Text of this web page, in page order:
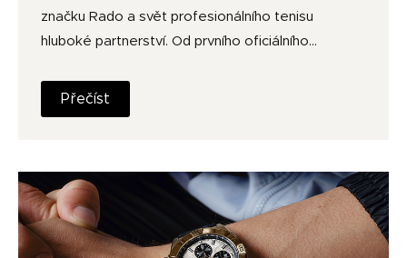
značku Rado a svět profesionálního tenisu
hluboké partnerství. Od prvního oficiálního…
Přečíst